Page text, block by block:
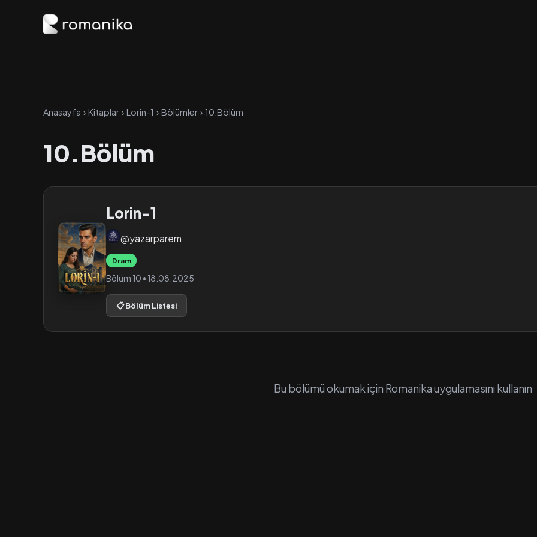
Anasayfa › Kitaplar › Lorin-1 › Bölümler › 10.Bölüm
10.Bölüm
Lorin-1
@yazarparem
Dram
Bölüm 10 • 18.08.2025
📋 Bölüm Listesi
Bu bölümü okumak için Romanika uygulamasını kullanın